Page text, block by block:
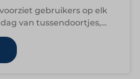
gebruikers op elk
van tussendoortjes,
producten via
Het aanbod bestaat…